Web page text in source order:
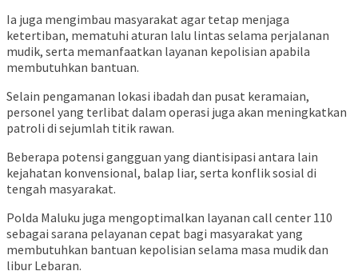
Ia juga mengimbau masyarakat agar tetap menjaga
ketertiban, mematuhi aturan lalu lintas selama perjalanan
mudik, serta memanfaatkan layanan kepolisian apabila
membutuhkan bantuan.
Selain pengamanan lokasi ibadah dan pusat keramaian,
personel yang terlibat dalam operasi juga akan meningkatkan
patroli di sejumlah titik rawan.
Beberapa potensi gangguan yang diantisipasi antara lain
kejahatan konvensional, balap liar, serta konflik sosial di
tengah masyarakat.
Polda Maluku juga mengoptimalkan layanan call center 110
sebagai sarana pelayanan cepat bagi masyarakat yang
membutuhkan bantuan kepolisian selama masa mudik dan
libur Lebaran.